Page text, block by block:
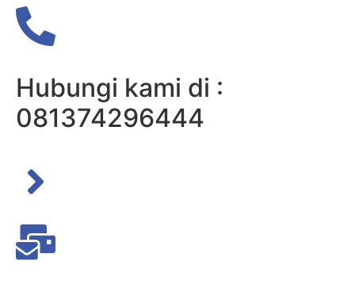
Hubungi kami di :
081374296444